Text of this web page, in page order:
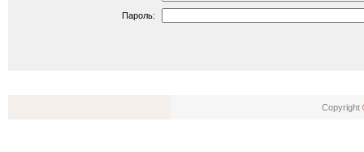
Пароль:
Copyright